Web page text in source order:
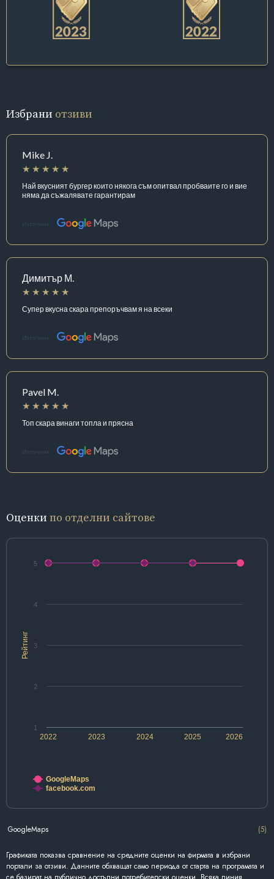
Избрани отзиви
Mike J.
Най вкусният бургер които някога съм опитвал пробваите го и вие
няма да съжалявате гарантирам
Източник:
Димитър М.
Супер вкусна скара препоръчвам я на всеки
Източник:
Pavel M.
Топ скара винаги топла и прясна
Източник:
Оценки по отделни сайтове
Рейтинг
2022 2024 2026
2023 2025
1
2
3
4
5
GoogleMaps
facebook.com
GoogleMaps (5)
Графиката показва сравнение на средните оценки на фирмата в избрани
портали за отзиви. Данните обхващат само периода от старта на програмата и